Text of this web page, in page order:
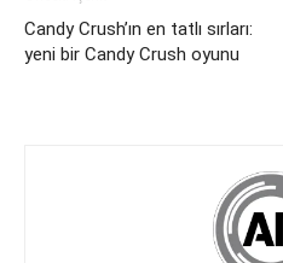
Candy Crush’ın en tatlı sırları:
yeni bir Candy Crush oyunu